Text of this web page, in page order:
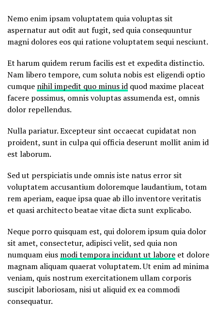
Nemo enim ipsam voluptatem quia voluptas sit
aspernatur aut odit aut fugit, sed quia consequuntur
magni dolores eos qui ratione voluptatem sequi nesciunt.
Et harum quidem rerum facilis est et expedita distinctio.
Nam libero tempore, cum soluta nobis est eligendi optio
cumque nihil impedit quo minus id quod maxime placeat
facere possimus, omnis voluptas assumenda est, omnis
dolor repellendus.
Nulla pariatur. Excepteur sint occaecat cupidatat non
proident, sunt in culpa qui officia deserunt mollit anim id
est laborum.
Sed ut perspiciatis unde omnis iste natus error sit
voluptatem accusantium doloremque laudantium, totam
rem aperiam, eaque ipsa quae ab illo inventore veritatis
et quasi architecto beatae vitae dicta sunt explicabo.
Neque porro quisquam est, qui dolorem ipsum quia dolor
sit amet, consectetur, adipisci velit, sed quia non
numquam eius modi tempora incidunt ut labore et dolore
magnam aliquam quaerat voluptatem. Ut enim ad minima
veniam, quis nostrum exercitationem ullam corporis
suscipit laboriosam, nisi ut aliquid ex ea commodi
consequatur.